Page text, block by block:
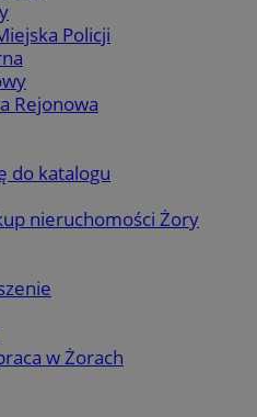
Policji
Rejonowa
do katalogu
nieruchomości Żory
w Żorach